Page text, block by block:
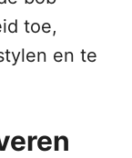
toe,
en te